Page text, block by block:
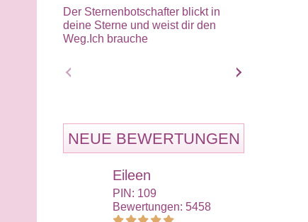
Der Sternenbotschafter blickt in
deine Sterne und weist dir den
Weg.Ich brauche
NEUE BEWERTUNGEN
Eileen
PIN: 109
Bewertungen: 5458